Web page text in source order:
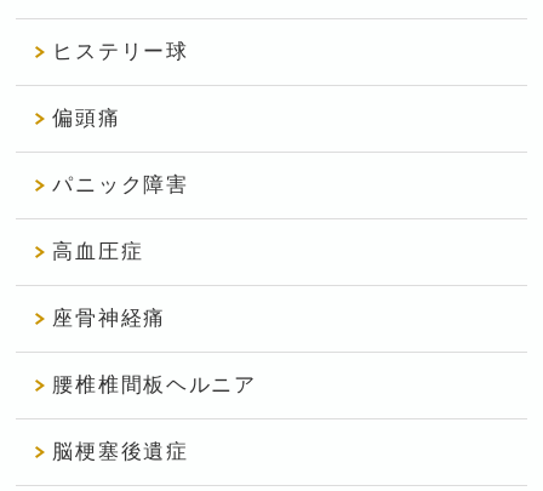
ヒステリー球
偏頭痛
パニック障害
高血圧症
座骨神経痛
腰椎椎間板ヘルニア
脳梗塞後遺症